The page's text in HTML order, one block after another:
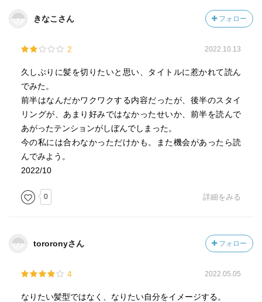
きなこさん フォロー
2 2022.10.13
久しぶりに髪を切りたいと思い、タイトルに惹かれて読ん
でみた。
前半はなんだかワクワクする内容だったが、後半のスタイ
リングが、あまり好みではなかったせいか、前半を読んで
あがったテンションがしぼんでしまった。
今の私には合わなかっただけかも。また機会があったら読
んでみよう。
2022/10
0 詳細をみる
tororonyさん フォロー
4 2022.05.05
なりたい髪型ではなく、なりたい自分をイメージする。